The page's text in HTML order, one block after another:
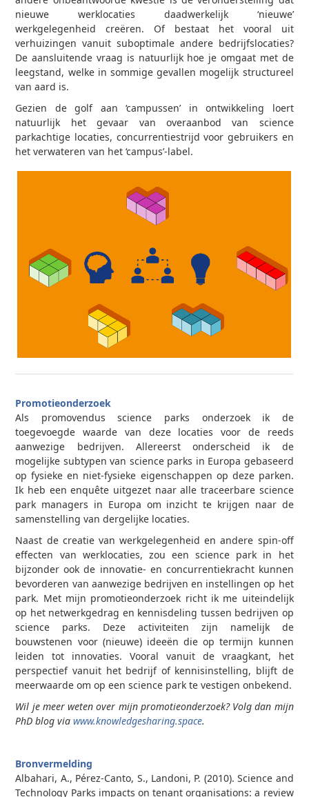
nieuwe werklocaties daadwerkelijk ‘nieuwe’
werkgelegenheid creëren. Of bestaat het vooral uit
verhuizingen vanuit suboptimale andere bedrijfslocaties?
De aansluitende vraag is natuurlijk hoe je omgaat met de
leegstand, welke in sommige gevallen mogelijk structureel
van aard is.
Gezien de golf aan ‘campussen’ in ontwikkeling loert
natuurlijk het gevaar van overaanbod van science
parkachtige locaties, concurrentiestrijd voor gebruikers en
het verwateren van het ‘campus’-label.
Promotieonderzoek
Als promovendus science parks onderzoek ik de
toegevoegde waarde van deze locaties voor de reeds
aanwezige bedrijven. Allereerst onderscheid ik de
mogelijke subtypen van science parks in Europa gebaseerd
op fysieke en niet-fysieke eigenschappen op deze parken.
Ik heb een enquête uitgezet naar alle traceerbare science
park managers in Europa om inzicht te krijgen naar de
samenstelling van dergelijke locaties.
Naast de creatie van werkgelegenheid en andere spin-off
effecten van werklocaties, zou een science park in het
bijzonder ook de innovatie- en concurrentiekracht kunnen
bevorderen van aanwezige bedrijven en instellingen op het
park. Met mijn promotieonderzoek richt ik me uiteindelijk
op het netwerkgedrag en kennisdeling tussen bedrijven op
science parks. Deze activiteiten zijn namelijk de
bouwstenen voor (nieuwe) ideeën die op termijn kunnen
leiden tot innovaties. Vooral vanuit de vraagkant, het
perspectief vanuit het bedrijf of kennisinstelling, blijft de
meerwaarde om op een science park te vestigen onbekend.
Wil je meer weten over mijn promotieonderzoek? Volg dan mijn
PhD blog viawww.knowledgesharing.space.
Bronvermelding
Albahari, A., Pérez-Canto, S., Landoni, P. (2010). Science and
Technology Parks impacts on tenant organisations: a review